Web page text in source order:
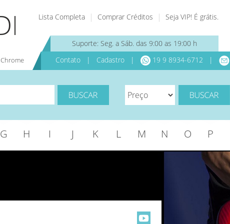
Lista Completa Comprar Créditos Seja VIP! É grátis.
Suporte: Seg. a Sáb. das 9:00 as 19:00 h
Chrome Contato | Cadastro | 19 9 8934-6712 |
G H I J K L M N O P